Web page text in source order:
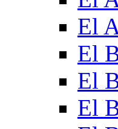
El
El
El
El